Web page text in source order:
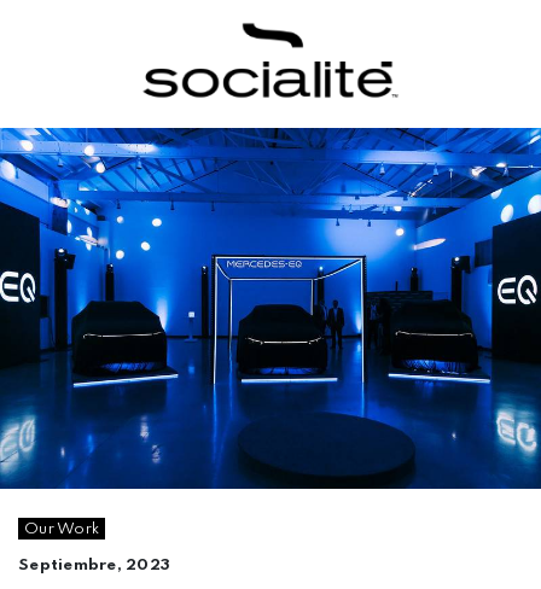
Our Work
Septiembre, 2023